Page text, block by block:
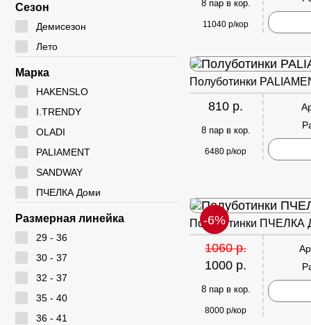
Полуботинки
Сабо
Сезон
Демисезон
Лето
Марка
HAKENSLO
I.TRENDY
OLADI
PALIAMENT
SANDWAY
ПЧЕЛКА Доми
Размерная линейка
29 - 36
30 - 37
32 - 37
35 - 40
36 - 41
8 пар в кор.
11040 р/кор
Полуботинки
810 р.
8 пар в кор.
6480 р/кор
-6%
Полуботинки ПЧЕЛКА
1060 р.
1000 р.
8 пар в кор.
8000 р/кор